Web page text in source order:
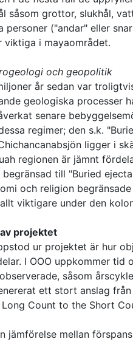
såsom grottor, slukhål,
("andar" eller
i mayaområdet.
och geopolitik
år sedan var
geologiska processer
senare
regimer; den s.k.
ligger i
regionen är jämnt
till "Buried
och religion
viktigare under den
projektet
ur projektet är hur
I OOO uppkommer
såsom
ett stort anslag
Count to the Short
jämförelse mellan